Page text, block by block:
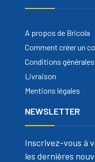
A propos de Bricola
Comment créer un
Conditions
Livraison
Mentions légales
NEWSLETTER
Inscrivez-vous à
les dernières